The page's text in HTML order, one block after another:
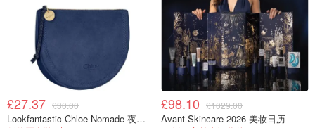
£27.37 £30.00
Lookfantastic Chloe Nomade 夜埃及小包
£98.10 £1029.00
Avant Skincare 2026 美妆日历